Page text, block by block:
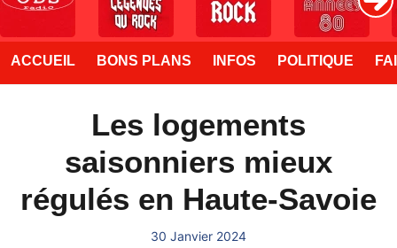
ACCUEIL BONS PLANS INFOS POLITIQUE
Les logements
saisonniers mieux
régulés en Haute-Savoie
30 Janvier 2024